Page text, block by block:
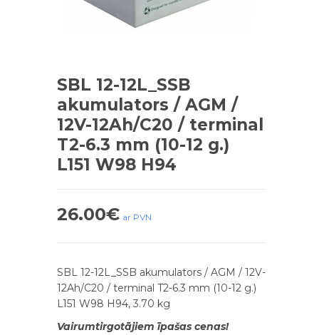
SBL 12-12L_SSB
akumulators / AGM /
12V-12Ah/C20 / terminal
T2-6.3 mm (10-12 g.)
L151 W98 H94
26.00€ ar PVN
SBL 12-12L_SSB akumulators / AGM / 12V-
12Ah/C20 / terminal T2-6.3 mm (10-12 g.)
L151 W98 H94, 3.70 kg
Vairumtirgotājiem īpašas cenas!